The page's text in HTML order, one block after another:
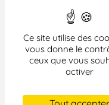
Ce site utilise des
vous donne le
ceux que vous
activer
violant le droit
des peuples à disposer
Le collectifFemmes,
rassemblement pour
perpétrée depuis un
États-Unis et d’Israël,
pour les populations
affirmer une solidarité